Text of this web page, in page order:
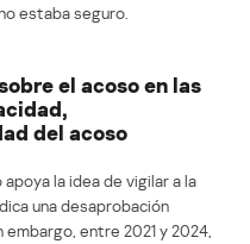
estaba seguro.
el acoso en las
del acoso
la idea de vigilar a la
una desaprobación
entre 2021 y 2024,